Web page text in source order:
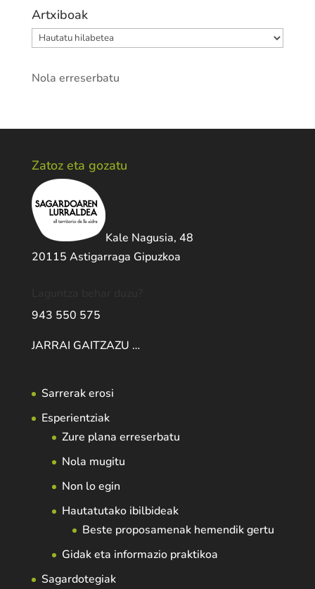
Artxiboak
Artxiboak
Nola erreserbatu
Zatoz eta gozatu
Kale Nagusia, 48
20115 Astigarraga Gipuzkoa
943 550 575
JARRAI GAITZAZU …
Sarrerak erosi
Esperientziak
Zure plana erreserbatu
Nola mugitu
Non lo egin
Hautatutako ibilbideak
Beste proposamenak hemendik gertu
Gidak eta informazio praktikoa
Sagardotegiak